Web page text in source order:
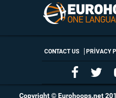
CONTACT US PRIVACY
Copyright © Eurohoops.net